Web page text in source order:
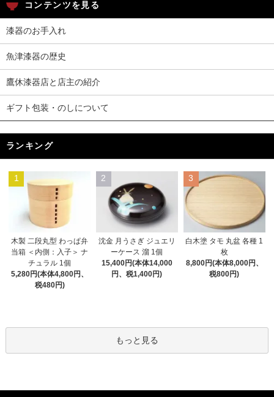
コンテンツを見る
漆器のお手入れ
魚津漆器の歴史
鷹休漆器店と店主の紹介
ギフト包装・のしについて
ランキング
1
木製 二段丸型 わっぱ弁
当箱 ＜内側：入子＞ ナ
チュラル 1個
5,280円(本体4,800円、
税480円)
2
沈金 月うさぎ ジュエリ
ーケース 溜 1個
15,400円(本体14,000
円、税1,400円)
3
白木塗 タモ 丸盆 各種 1
枚
8,800円(本体8,000円、
税800円)
もっと見る